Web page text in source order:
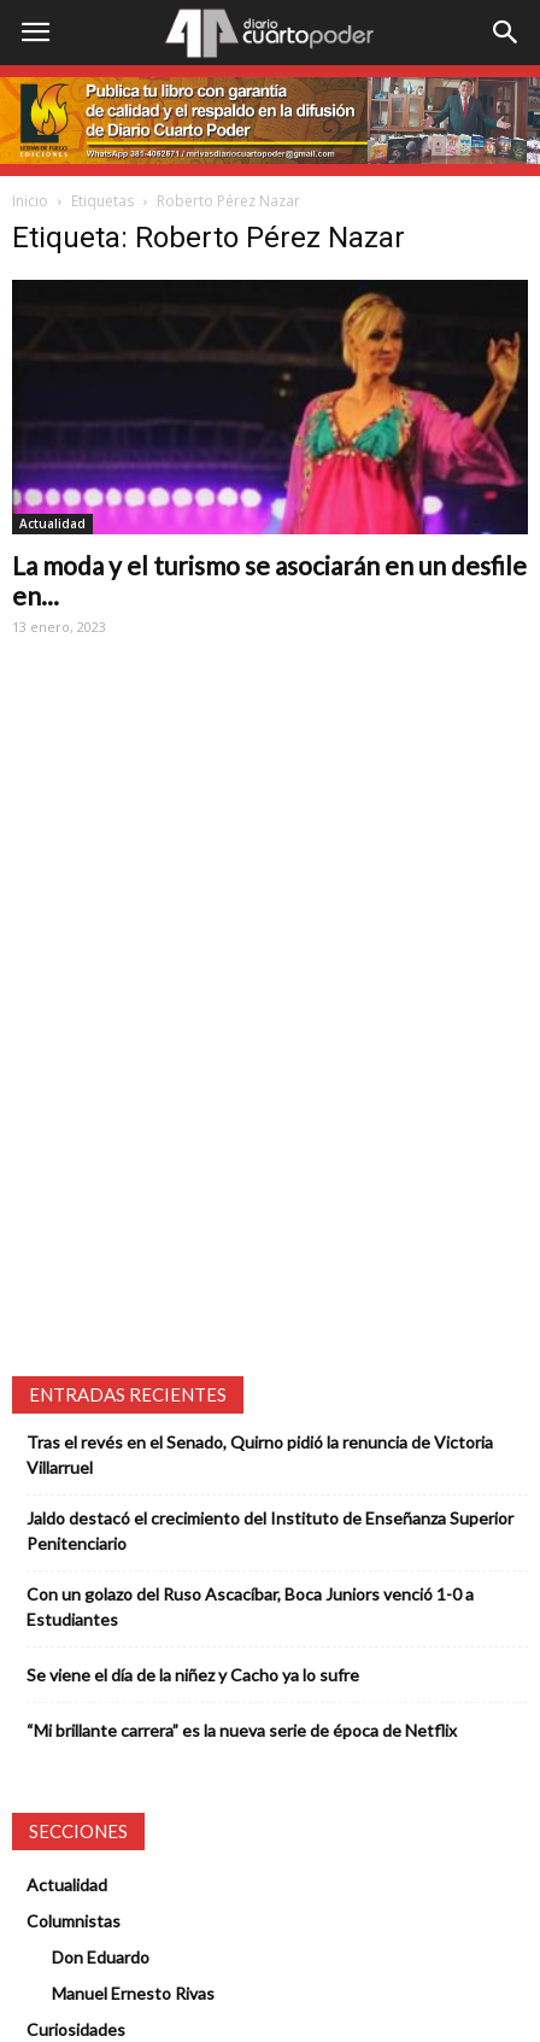
Inicio Etiquetas Roberto Pérez Nazar
Etiqueta: Roberto Pérez Nazar
Actualidad
La moda y el turismo se asociarán en un desfile
en...
13 enero, 2023
ENTRADAS RECIENTES
Tras el revés en el Senado, Quirno pidió la renuncia de Victoria
Villarruel
Jaldo destacó el crecimiento del Instituto de Enseñanza Superior
Penitenciario
Con un golazo del Ruso Ascacíbar, Boca Juniors venció 1-0 a
Estudiantes
Se viene el día de la niñez y Cacho ya lo sufre
“Mi brillante carrera” es la nueva serie de época de Netflix
SECCIONES
Actualidad
Columnistas
Don Eduardo
Manuel Ernesto Rivas
Curiosidades